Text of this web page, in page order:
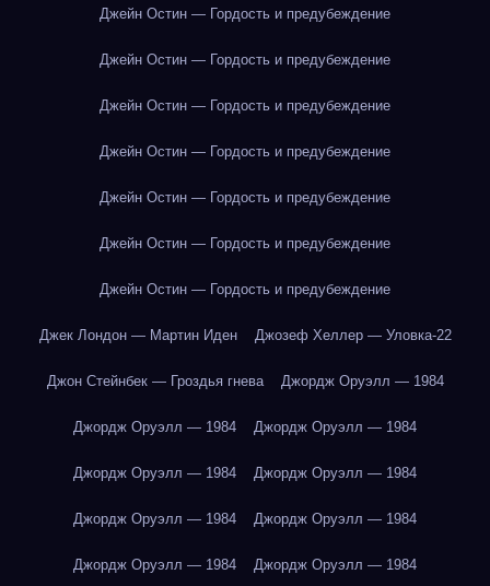
Джейн Остин — Гордость и предубеждение
Джейн Остин — Гордость и предубеждение
Джейн Остин — Гордость и предубеждение
Джейн Остин — Гордость и предубеждение
Джейн Остин — Гордость и предубеждение
Джейн Остин — Гордость и предубеждение
Джейн Остин — Гордость и предубеждение
Джек Лондон — Мартин Иден Джозеф Хеллер — Уловка-22
Джон Стейнбек — Гроздья гнева Джордж Оруэлл — 1984
Джордж Оруэлл — 1984 Джордж Оруэлл — 1984
Джордж Оруэлл — 1984 Джордж Оруэлл — 1984
Джордж Оруэлл — 1984 Джордж Оруэлл — 1984
Джордж Оруэлл — 1984 Джордж Оруэлл — 1984